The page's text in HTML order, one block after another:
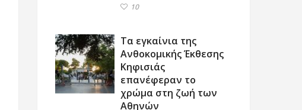
10
Τα εγκαίνια της
Ανθοκομικής Έκθεσης
Κηφισιάς
επανέφεραν το
χρώμα στη ζωή των
Αθηνών